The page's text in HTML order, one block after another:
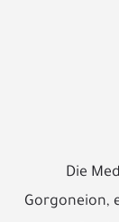
Die
Gorgoneion,